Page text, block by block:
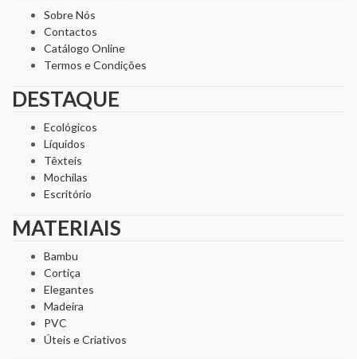
Sobre Nós
Contactos
Catálogo Online
Termos e Condições
DESTAQUE
Ecológicos
Líquidos
Têxteis
Mochilas
Escritório
MATERIAIS
Bambu
Cortiça
Elegantes
Madeira
PVC
Úteis e Criativos